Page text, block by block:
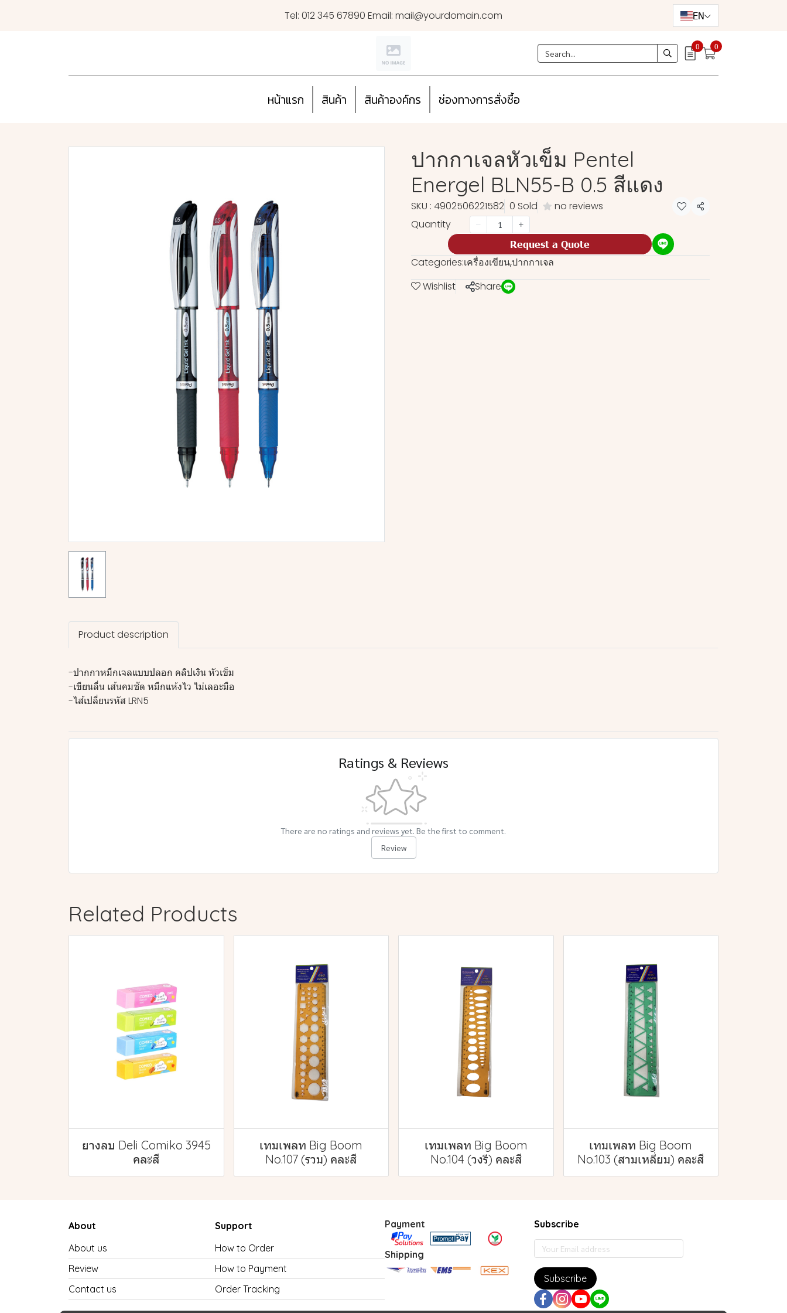
Tel: 012 345 67890 Email: mail@yourdomain.com EN
0 0
หน้าแรก สินค้า สินค้าองค์กร ช่องทางการสั่งซื้อ
ปากกาเจลหัวเข็ม Pentel
Energel BLN55-B 0.5 สีแดง
SKU : 4902506221582 0 Sold no reviews Share
Quantity
Request a Quote
Categories:เครื่องเขียน,ปากกาเจล
Wishlist
Share
Product description
-ปากกาหมึกเจลแบบปลอก คลิปเงิน หัวเข็ม
-เขียนลื่น เส้นคมชัด หมึกแห้งไว ไม่เลอะมือ
-ไส้เปลี่ยนรหัส LRN5
Ratings & Reviews
There are no ratings and reviews yet. Be the first to comment.
Review
Related Products
ยางลบ Deli Comiko 3945
คละสี
เทมเพลท Big Boom
No.107 (รวม) คละสี
เทมเพลท Big Boom
No.104 (วงรี) คละสี
เทมเพลท Big Boom
No.103 (สามเหลี่ยม) คละสี
About
About us
Review
Contact us
Support
How to Order
How to Payment
Order Tracking
Payment
Shipping
Subscribe
Subscribe